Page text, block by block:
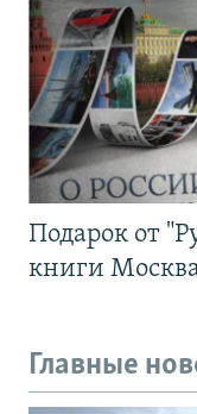
Подарок от
книги
Главные